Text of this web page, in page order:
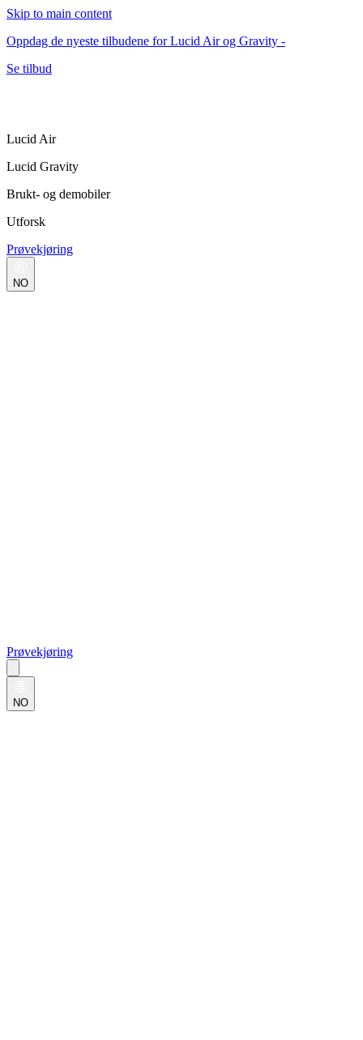
Skip to main content
Oppdag de nyeste tilbudene for Lucid Air og Gravity -
Se tilbud
Lucid Air
Lucid Gravity
Brukt- og demobiler
Utforsk
Prøvekjøring
NO
Prøvekjøring
NO